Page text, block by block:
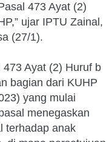
473 Ayat (2)
ujar IPTU Zainal,
(27/1).
Ayat (2) Huruf b
bagian dari KUHP
yang mulai
menegaskan
terhadap anak